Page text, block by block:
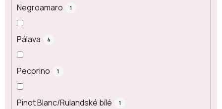
Negroamaro 1
Pálava 4
Pecorino 1
Pinot Blanc/Rulandské bílé 1